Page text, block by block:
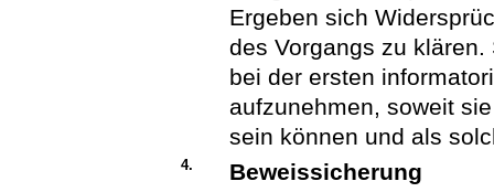
Ergeben sich
des Vorgangs zu
bei der ersten
aufzunehmen, soweit
sein können und als
4.
Beweissicherung